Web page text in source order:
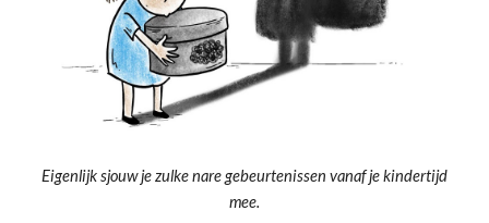
Eigenlijk sjouw je zulke nare gebeurtenissen vanaf je kindertijd
mee.